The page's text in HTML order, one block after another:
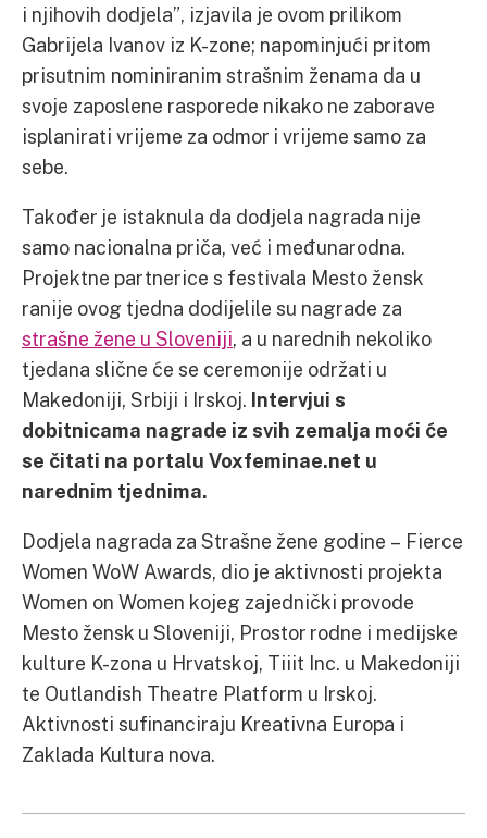
i njihovih dodjela”, izjavila je ovom prilikom
Gabrijela Ivanov iz K-zone; napominjući pritom
prisutnim nominiranim strašnim ženama da u
svoje zaposlene rasporede nikako ne zaborave
isplanirati vrijeme za odmor i vrijeme samo za
sebe.
Također je istaknula da dodjela nagrada nije
samo nacionalna priča, već i međunarodna.
Projektne partnerice s festivala Mesto žensk
ranije ovog tjedna dodijelile su nagrade za
strašne žene u Sloveniji, a u narednih nekoliko
tjedana slične će se ceremonije održati u
Makedoniji, Srbiji i Irskoj. Intervjui s
dobitnicama nagrade iz svih zemalja moći će
se čitati na portalu Voxfeminae.net u
narednim tjednima.
Dodjela nagrada za Strašne žene godine – Fierce
Women WoW Awards, dio je aktivnosti projekta
Women on Women kojeg zajednički provode
Mesto žensk u Sloveniji, Prostor rodne i medijske
kulture K-zona u Hrvatskoj, Tiiit Inc. u Makedoniji
te Outlandish Theatre Platform u Irskoj.
Aktivnosti sufinanciraju Kreativna Europa i
Zaklada Kultura nova.